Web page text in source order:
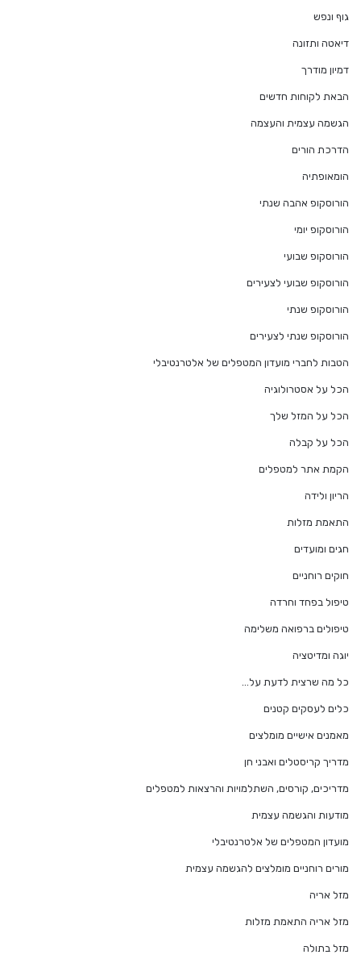
גוף ונפש
דיאטה ותזונה
דמיון מודרך
הבאת לקוחות חדשים
הגשמה עצמית והעצמה
הדרכת הורים
הומאופתיה
הורוסקופ אהבה שנתי
הורוסקופ יומי
הורוסקופ שבועי
הורוסקופ שבועי לצעירים
הורוסקופ שנתי
הורוסקופ שנתי לצעירים
הטבות לחברי מועדון המטפלים של אלטרנטיבלי
הכל על אסטרולוגיה
הכל על המזל שלך
הכל על קבלה
הקמת אתר למטפלים
הריון ולידה
התאמת מזלות
חגים ומועדים
חוקים רוחניים
טיפול בפחד וחרדה
טיפולים ברפואה משלימה
יוגה ומדיטציה
כל מה שרצית לדעת על…
כלים לעסקים קטנים
מאמנים אישיים מומלצים
מדריך קריסטלים ואבני חן
מדריכים, קורסים, השתלמויות והרצאות למטפלים
מודעות והגשמה עצמית
מועדון המטפלים של אלטרנטיבלי
מורים רוחניים מומלצים להגשמה עצמית
מזל אריה
מזל אריה התאמת מזלות
מזל בתולה